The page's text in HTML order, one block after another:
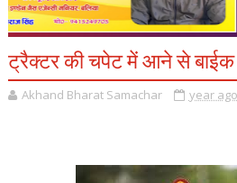
ट्रैक्टर की चपेट में आने से
Akhand Bharat Samachar year ago